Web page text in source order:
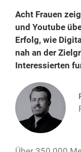
Acht Frauen
und Youtube
Erfolg, wie
nah an der
Interessierten